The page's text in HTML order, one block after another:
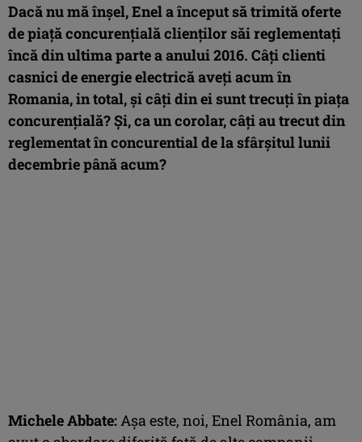
Dacă nu mă înșel, Enel a început să trimită oferte
de piață concurențială clienților săi reglementați
încă din ultima parte a anului 2016. Câți clienti
casnici de energie electrică aveți acum în
Romania, in total, și câți din ei sunt trecuți în piața
concurențială? Și, ca un corolar, câți au trecut din
reglementat în concurential de la sfârșitul lunii
decembrie până acum?
Michele Abbate:Așa este, noi, Enel România, am